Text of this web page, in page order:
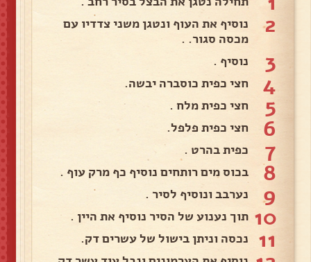
2
נוסיף את העוף ונטגן משני צדדיו עם
מכסה סגור. .
3 נוסיף .
4 חצי כפית כוסברה יבשה.
5 חצי כפית מלח .
6 חצי כפית פלפל.
7 כפית בהרט .
8 בכוס מים רותחים נוסיף כף מרק עוף .
9 נערבב ונוסיף לסיר .
10 תוך נענוע של הסיר נוסיף את היין .
11 נכסה וניתן בישול של עשרים דק.